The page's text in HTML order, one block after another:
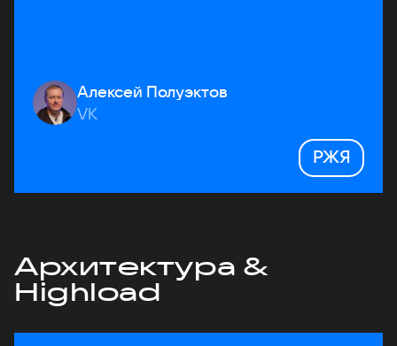
Алексей Полуэктов
VK
РЖЯ
Архитектура &
Highload